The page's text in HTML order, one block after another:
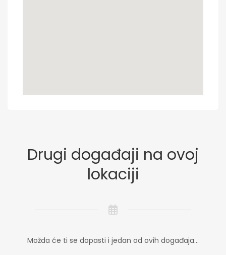
Drugi događaji na ovoj
lokaciji
Možda će ti se dopasti i jedan od ovih događaja...